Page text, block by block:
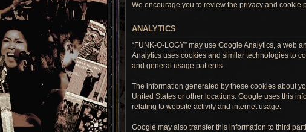
We encourage you to review the privacy and
ANALYTICS
“FUNK-O-LOGY” may use Google Analytics, a web
Analytics uses cookies and similar technologies to
and general usage patterns.
The information generated by these cookies about
United States or other locations. Google uses this
relating to website activity and internet usage.
Google may also transfer this information to third